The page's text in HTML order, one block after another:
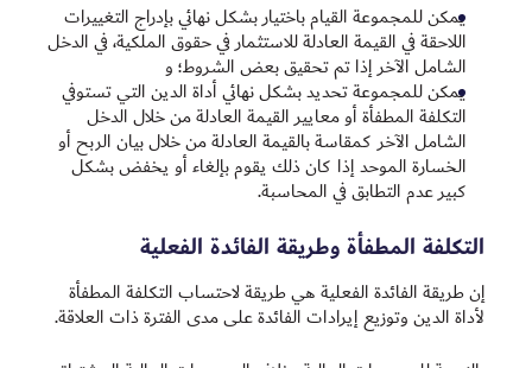
يمكن للمجموعة القيام باختيار بشكل نهائي بإدراج التغييرات
اللاحقة في القيمة العادلة للاستثمار في حقوق الملكية، في الدخل
الشامل الآخر إذا تم تحقيق بعض الشروط؛ و
يمكن للمجموعة تحديد بشكل نهائي أداة الدين التي تستوفي
التكلفة المطفأة أو معايير القيمة العادلة من خلال الدخل
الشامل الآخر كمقاسة بالقيمة العادلة من خلال بيان الربح أو
الخسارة الموحد إذا كان ذلك يقوم بإلغاء أو يخفض بشكل
كبير عدم التطابق في المحاسبة.
التكلفة المطفأة وطريقة الفائدة الفعلية
إن طريقة الفائدة الفعلية هي طريقة لاحتساب التكلفة المطفأة
لأداة الدين وتوزيع إيرادات الفائدة على مدى الفترة ذات العلاقة.